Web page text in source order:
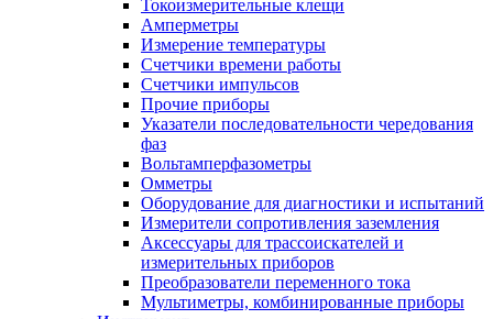
Токоизмерительные клещи
Амперметры
Измерение температуры
Счетчики времени работы
Счетчики импульсов
Прочие приборы
Указатели последовательности чередования
фаз
Вольтамперфазометры
Омметры
Оборудование для диагностики и испытаний
Измерители сопротивления заземления
Аксессуары для трассоискателей и
измерительных приборов
Преобразователи переменного тока
Мультиметры, комбинированные приборы